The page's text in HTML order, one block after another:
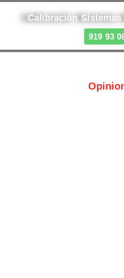
Calibración Sistemas
919 93